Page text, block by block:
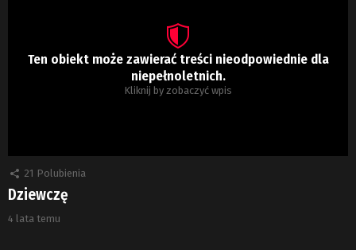
Ten obiekt może zawierać treści nieodpowiednie dla
niepełnoletnich.
Kliknij by zobaczyć wpis
21 Polubienia
Dziewczę
4 lata temu